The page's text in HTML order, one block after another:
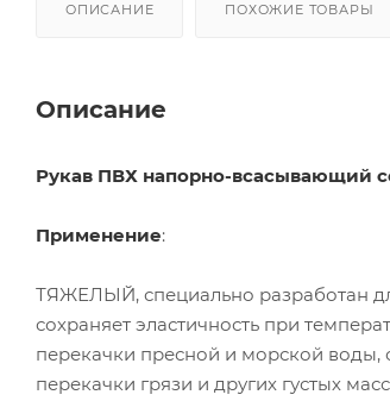
ОПИСАНИЕ ПОХОЖИЕ ТОВАРЫ
Описание
Рукав ПВХ напорно-всасывающий
Применение:
ТЯЖЕЛЫЙ, специально разработан
сохраняет эластичность при
перекачки пресной и морской воды,
перекачки грязи и других густых